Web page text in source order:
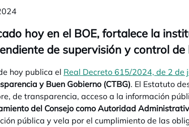
hoy en el BOE, fortalece la
de supervisión y control
hoy publica el Real Decreto 615/2024, de 2 de
y Buen Gobierno (CTBG). El Estatuto
de transparencia, acceso a la información
del Consejo como Autoridad
pública y vela por el cumplimiento de las